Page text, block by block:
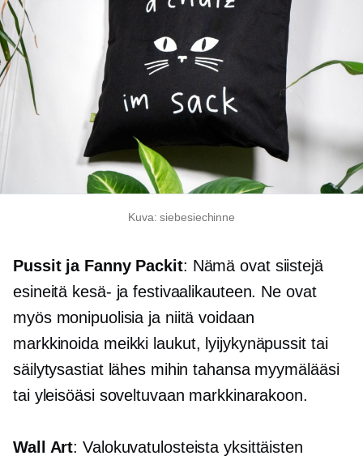
Kuva: siebesiechinne
Pussit ja Fanny Packit: Nämä ovat siistejä
esineitä kesä- ja festivaalikauteen. Ne ovat
myös monipuolisia ja niitä voidaan
markkinoida meikki laukut, lyijykynäpussit tai
säilytysastiat lähes mihin tahansa myymälääsi
tai yleisöäsi soveltuvaan markkinarakoon.
Wall Art: Valokuvatulosteista yksittäisten